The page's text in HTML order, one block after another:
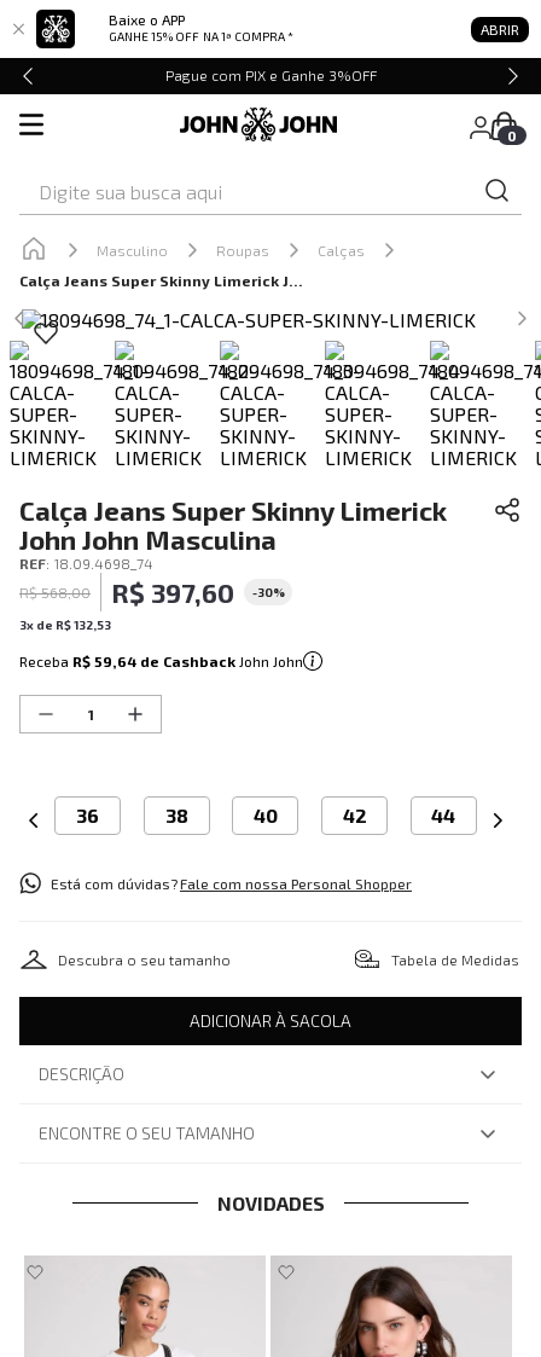
Baixe o APP
GANHE 15% OFF NA 1ª COMPRA * ABRIR
Pague com PIX e Ganhe 3%OFF
0
Masculino Roupas
Calças
Calça Jeans Super Skinny Limerick John John Masculina
Calça Jeans Super Skinny Limerick
John John Masculina
REF: 18.09.4698_74
R$ 568,00 R$ 397,60 -30%
3x de R$132 53
Receba R$ 59,64 de Cashback John John
36 38 40 42 44
Está com dúvidas?Fale com nossa Personal Shopper
Descubra o seu tamanho Tabela de Medidas
ADICIONAR À SACOLA
DESCRIÇÃO
ENCONTRE O SEU TAMANHO
NOVIDADES